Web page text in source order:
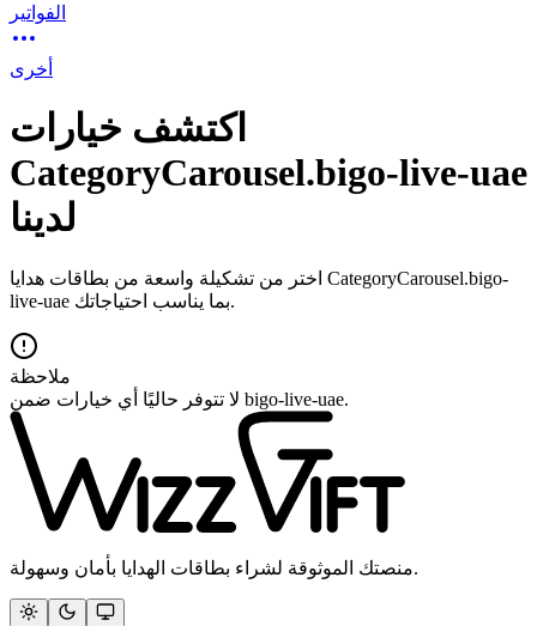
الفواتير
أخرى
اكتشف خيارات
CategoryCarousel.bigo-live-uae
لدينا
اختر من تشكيلة واسعة من بطاقات هدايا CategoryCarousel.bigo-
live-uae بما يناسب احتياجاتك.
ملاحظة
لا تتوفر حاليًا أي خيارات ضمن bigo-live-uae.
منصتك الموثوقة لشراء بطاقات الهدايا بأمان وسهولة.